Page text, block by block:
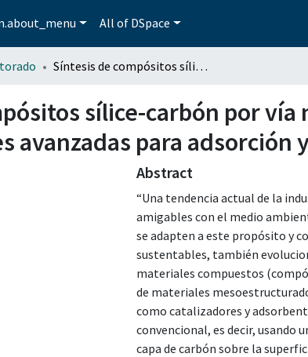
All of DSpace
Síntesis de compósitos sílice-carbón por vía no convencional: diseño de materiales con propiedades avanzadas para adsorción y catálisis
sílice-carbón por
avanzadas para adsorción
Abstract
“Una tendencia actual de la
amigables con el medio
se adapten a este propósito y
sustentables, también
materiales compuestos
de materiales
como catalizadores y
convencional, es decir, usando
capa de carbón sobre la